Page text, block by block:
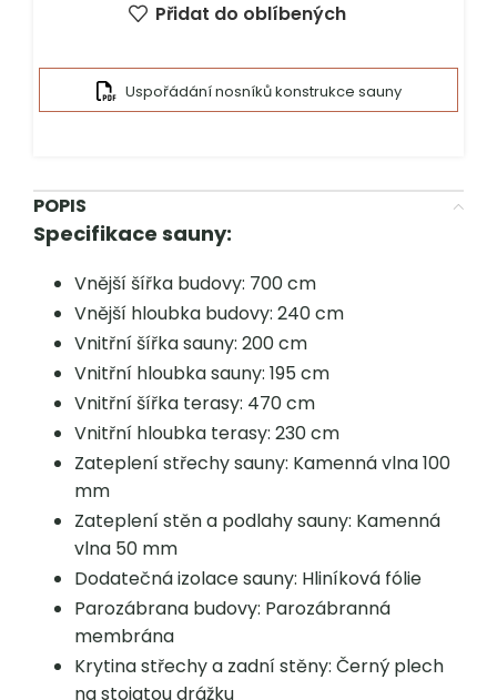
Uspořádání nosníků konstrukce sauny
Přidat do oblíbených
POPIS
Specifikace sauny:
Vnější šířka budovy: 700 cm
Vnější hloubka budovy: 240 cm
Vnitřní šířka sauny: 200 cm
Vnitřní hloubka sauny: 195 cm
Vnitřní šířka terasy: 470 cm
Vnitřní hloubka terasy: 230 cm
Zateplení střechy sauny: Kamenná vlna 100
mm
Zateplení stěn a podlahy sauny: Kamenná
vlna 50 mm
Dodatečná izolace sauny: Hliníková fólie
Parozábrana budovy: Parozábranná
membrána
Krytina střechy a zadní stěny: Černý plech
na stojatou drážku